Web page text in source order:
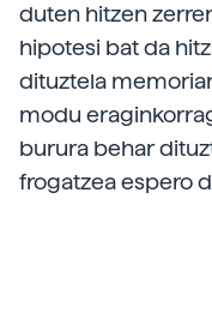
duten hitzen
hipotesi bat da
dituztela
modu
burura behar
frogatzea espero